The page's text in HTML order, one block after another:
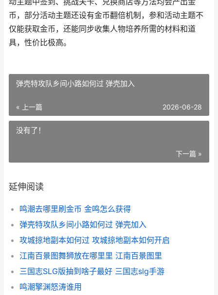
币，部分活动主题还设有金币翻倍机制，参和活动主题不
仅能获取金币，还能同步收集人物培养所需的材料和道
具，性价比极高。
弹壳特攻队乡间小路如何过 弹壳加入
« 上一篇 2026-06-28
没有了！
下一篇 »
延伸阅读
鸣潮去哪里刷金币 金鸣怎么获得
弹壳特攻队乡间小路如何过 弹壳加入
攻城掠地副本如何过 攻城掠地副本如何开启
江南百景图舞狮放在哪里里 江南百景图里
三国志SLG版抽到啥子最好 三国志slg手游
鸣潮擎渊怒涛谁用